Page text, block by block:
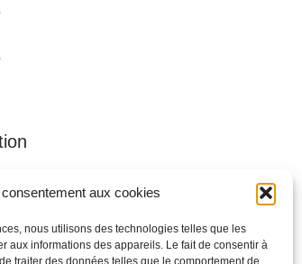
aux cookies
nous utilisons des technologies telles que les
aux informations des appareils. Le fait de consentir à
traiter des données telles que le comportement de